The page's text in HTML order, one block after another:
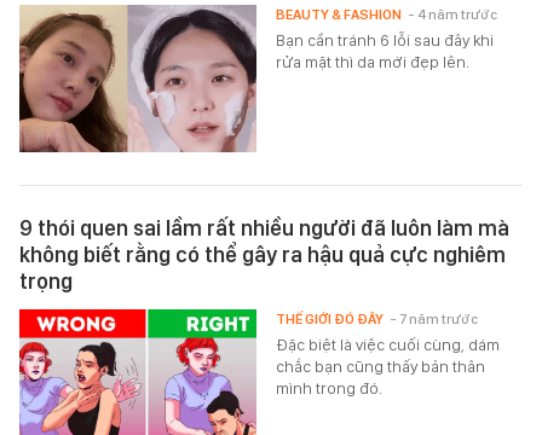
Bạn cần tránh 6 lỗi sau đây khi
rửa mặt thì da mới đẹp lên.
BEAUTY & FASHION - 4 năm trước
9 thói quen sai lầm rất nhiều người đã luôn làm mà
không biết rằng có thể gây ra hậu quả cực nghiêm
trọng
Đặc biệt là việc cuối cùng, dám
chắc bạn cũng thấy bản thân
mình trong đó.
THẾ GIỚI ĐÓ ĐÂY - 7 năm trước